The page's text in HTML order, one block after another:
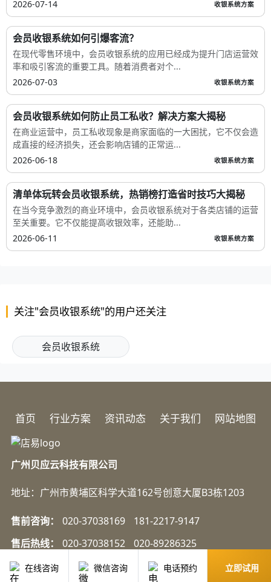
优惠拼团、裂变分销、发券营销
相关文章
别再用Excel手动汇总了！会员收银系统1键生成多...
十一点的办公室里，张会计盯着电脑屏幕上第...
2026-08-01
收银系统方案
零售老板别误判！闪电收银会员系统让多店管理效...
会员收银系统实时交易怎么选？
工具，而是企业运营中不可或缺的核心环节...
2026-07-14
率和吸引客流的重要工具。随着消费者对个...
会员收银系统如何防止员工私收？解决方案大揭秘
成直接的经济损失，还会影响店铺的正常运...
清单体玩转会员收银系统，热销榜打造省时技巧大揭秘
至关重要。它不仅能提高收银效率，还能助...